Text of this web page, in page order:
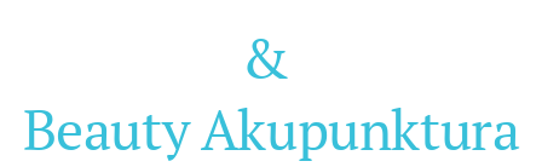
&
Beauty Akupunktura